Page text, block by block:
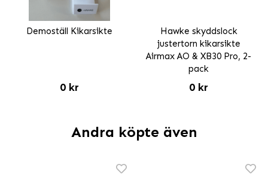
Demoställ Kikarsikte
0 kr
Hawke skyddslock
justertorn kikarsikte
Airmax AO & XB30 Pro, 2-
pack
0 kr
Andra köpte även